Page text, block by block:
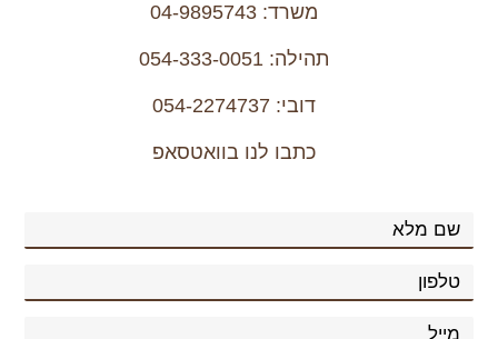
משרד: 04-9895743
⁦דובי: 054-2274737
כתבו לנו בוואטסאפ